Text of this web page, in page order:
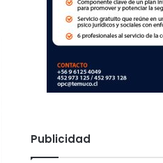
Publicidad